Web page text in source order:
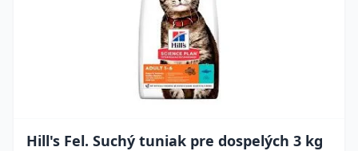
Hill's Fel. Suchý tuniak pre dospelých 3 kg